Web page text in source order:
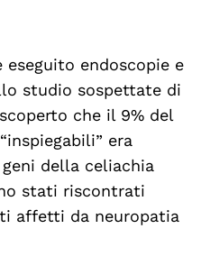
endoscopie e
studio sospettate di
che il 9% del
era
della celiachia
stati riscontrati
affetti da neuropatia